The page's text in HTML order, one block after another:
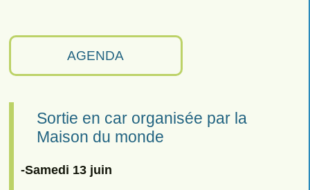
AGENDA
Sortie en car organisée par la
Maison du monde
-Samedi 13 juin